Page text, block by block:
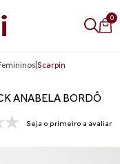
0
Scarpin
ANABELA BORDÔ
Seja o primeiro a avaliar